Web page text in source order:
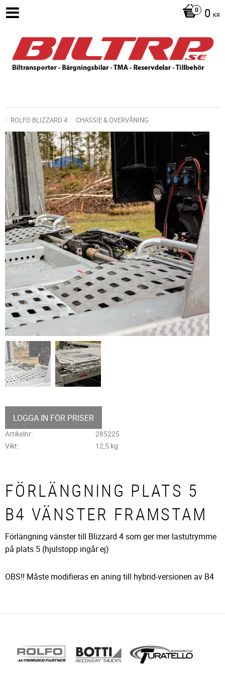
0 KR
ROLFO BLIZZARD 4 CHASSIE & ÖVERVÅNING
LOGGA IN FÖR PRISER
Artikelnr
285225
Vikt
12,5 kg
FÖRLÄNGNING PLATS 5
B4 VÄNSTER FRAMSTAM
Förlängning vänster till Blizzard 4 som ger mer lastutrymme
på plats 5 (hjulstopp ingår ej)
OBS!! Måste modifieras en aning till hybrid-versionen av B4